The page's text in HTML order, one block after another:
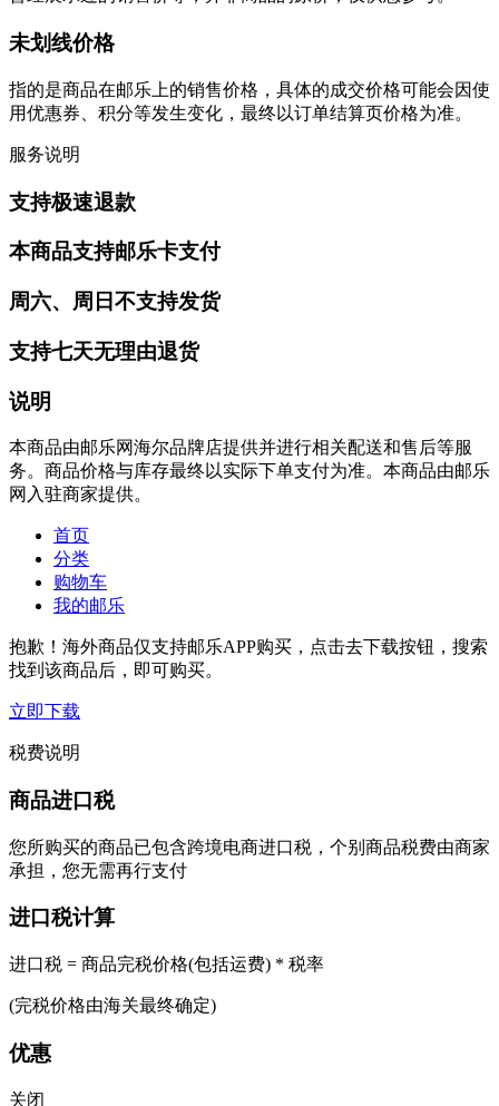
未划线价格
指的是商品在邮乐上的销售价格，具体的成交价格可能会因使
用优惠券、积分等发生变化，最终以订单结算页价格为准。
服务说明
支持极速退款
本商品支持邮乐卡支付
周六、周日不支持发货
支持七天无理由退货
说明
本商品由邮乐网海尔品牌店提供并进行相关配送和售后等服
务。商品价格与库存最终以实际下单支付为准。本商品由邮乐
网入驻商家提供。
首页
分类
购物车
我的邮乐
抱歉！海外商品仅支持邮乐APP购买，点击去下载按钮，搜索
找到该商品后，即可购买。
立即下载
税费说明
商品进口税
您所购买的商品已包含跨境电商进口税，个别商品税费由商家
承担，您无需再行支付
进口税计算
进口税 = 商品完税价格(包括运费) * 税率
(完税价格由海关最终确定)
优惠
关闭